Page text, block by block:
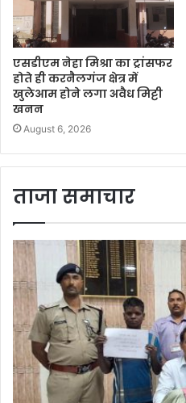
एसडीएम नेहा मिश्रा का ट्रांसफर
होते ही करनैलगंज क्षेत्र में
खुलेआम होने लगा अवैध मिट्टी
खनन
August 6, 2026
ताजा समाचार